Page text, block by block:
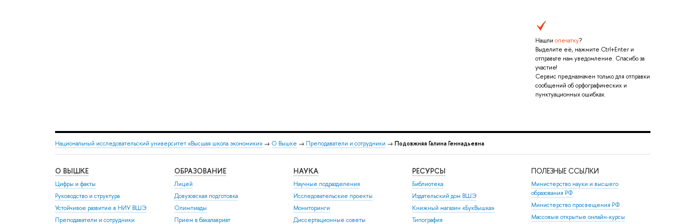
Нашли опечатку?
Выделите её, нажмите Ctrl+Enter и
отправьте нам уведомление. Спасибо за
участие!
Сервис предназначен только для отправки
сообщений об орфографических и
пунктуационных ошибках.
Национальный исследовательский университет «Высшая школа экономики» → О Вышке → Преподаватели и сотрудники → Подовжняя Галина Геннадьевна
О ВЫШКЕ
Цифры и факты
Руководство и структура
Устойчивое развитие в НИУ ВШЭ
Преподаватели и сотрудники
ОБРАЗОВАНИЕ
Лицей
Довузовская подготовка
Олимпиады
Прием в бакалавриат
НАУКА
Научные подразделения
Исследовательские проекты
Мониторинги
Диссертационные советы
РЕСУРСЫ
Библиотека
Издательский дом ВШЭ
Книжный магазин «БукВышка»
Типография
ПОЛЕЗНЫЕ ССЫЛКИ
Министерство науки и высшего
образования РФ
Министерство просвещения РФ
Массовые открытые онлайн-курсы